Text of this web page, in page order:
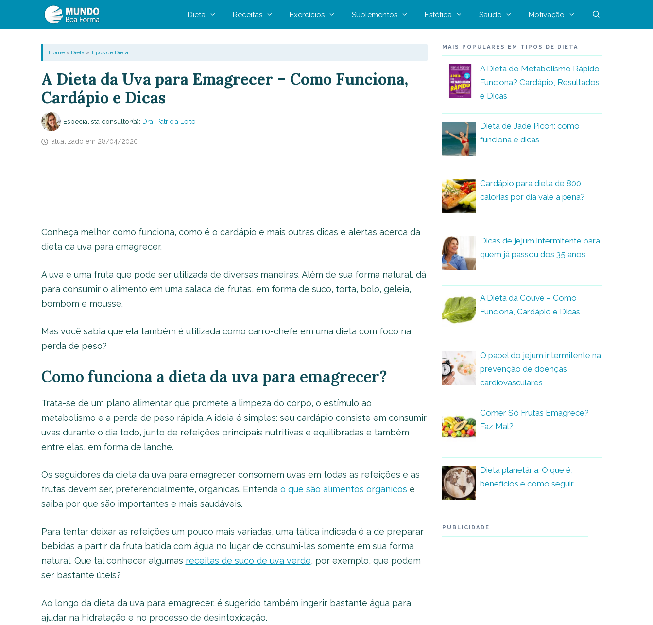
Dieta Receitas Exercícios Suplementos Estética Saúde Motivação
Home» Dieta» Tipos de Dieta
A Dieta da Uva para Emagrecer – Como Funciona,
Cardápio e Dicas
Especialista consultor(a): Dra. Patricia Leite
atualizado em 28/04/2020
Conheça melhor como funciona, como é o cardápio e mais outras dicas e alertas acerca da
dieta da uva para emagrecer.
A uva é uma fruta que pode ser utilizada de diversas maneiras. Além de sua forma natural, dá
para consumir o alimento em uma salada de frutas, em forma de suco, torta, bolo, geleia,
bombom e mousse.
Mas você sabia que ela também é utilizada como carro-chefe em uma dieta com foco na
perda de peso?
Como funciona a dieta da uva para emagrecer?
Trata-se de um plano alimentar que promete a limpeza do corpo, o estímulo ao
metabolismo e a perda de peso rápida. A ideia é simples: seu cardápio consiste em consumir
uvas durante o dia todo, junto de refeições principais nutritivas e equilibradas e também
entre elas, em forma de lanche.
Os seguidores da dieta da uva para emagrecer consomem uvas em todas as refeições e as
frutas devem ser, preferencialmente, orgânicas. Entenda o que são alimentos orgânicos e
saiba por que são importantes e mais saudáveis.
Para tentar deixar as refeições um pouco mais variadas, uma tática indicada é a de preparar
bebidas a partir da fruta batida com água no lugar de consumi-las somente em sua forma
natural. Que tal conhecer algumas receitas de suco de uva verde, por exemplo, que podem
ser bastante úteis?
Ao longo da dieta da uva para emagrecer, é sugerido também ingerir bastante água para
ajudar na hidratação e no processo de desintoxicação.
MAIS POPULARES EM TIPOS DE DIETA
A Dieta do Metabolismo Rápido
Funciona? Cardápio, Resultados
e Dicas
Dieta de Jade Picon: como
funciona e dicas
Cardápio para dieta de 800
calorias por dia vale a pena?
Dicas de jejum intermitente para
quem já passou dos 35 anos
A Dieta da Couve – Como
Funciona, Cardápio e Dicas
O papel do jejum intermitente na
prevenção de doenças
cardiovasculares
Comer Só Frutas Emagrece?
Faz Mal?
Dieta planetária: O que é,
benefícios e como seguir
PUBLICIDADE